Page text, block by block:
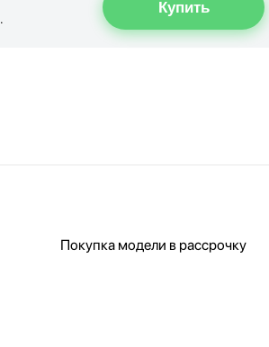
.
Покупка модели в рассрочку